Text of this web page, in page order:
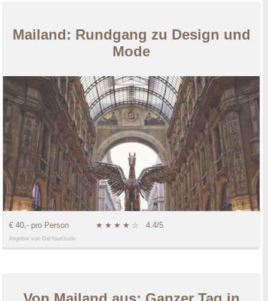
Mailand: Rundgang zu Design und
Mode
€ 40,- pro Person ★ ★ ★ ★ ☆ 4.4/5
Angebot von GetYourGuide